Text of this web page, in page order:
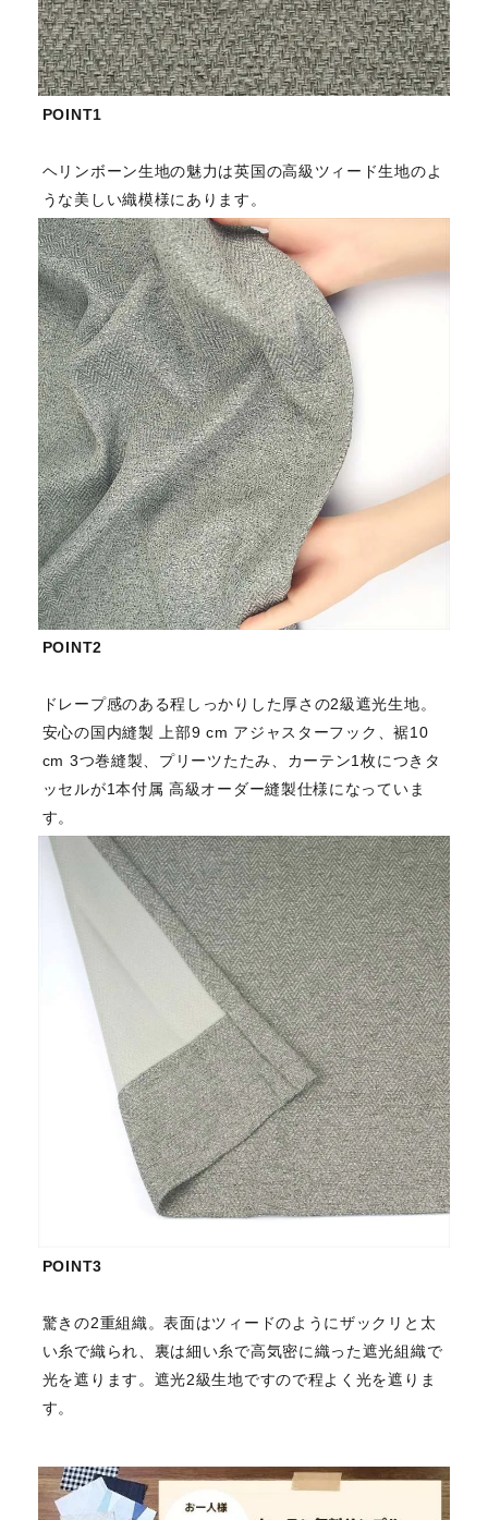
POINT1
ヘリンボーン生地の魅力は英国の高級ツィード生地のよ
うな美しい織模様にあります。
POINT2
ドレープ感のある程しっかりした厚さの2級遮光生地。
安心の国内縫製 上部9 cm アジャスターフック、裾10
cm 3つ巻縫製、プリーツたたみ、カーテン1枚につきタ
ッセルが1本付属 高級オーダー縫製仕様になっていま
す。
POINT3
驚きの2重組織。表面はツィードのようにザックリと太
い糸で織られ、裏は細い糸で高気密に織った遮光組織で
光を遮ります。遮光2級生地ですので程よく光を遮りま
す。